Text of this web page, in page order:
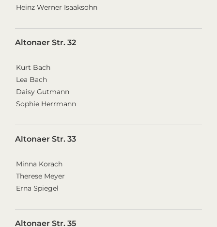
Heinz Werner Isaaksohn
Altonaer Str. 32
Kurt Bach
Lea Bach
Daisy Gutmann
Sophie Herrmann
Altonaer Str. 33
Minna Korach
Therese Meyer
Erna Spiegel
Altonaer Str. 35